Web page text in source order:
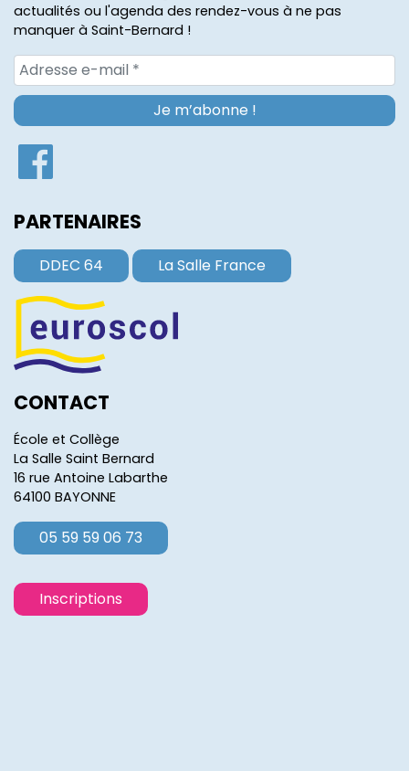
actualités ou l'agenda des rendez-vous à ne pas
manquer à Saint-Bernard !
PARTENAIRES
DDEC 64 La Salle France
CONTACT
École et Collège
La Salle Saint Bernard
16 rue Antoine Labarthe
64100 BAYONNE
05 59 59 06 73
Inscriptions